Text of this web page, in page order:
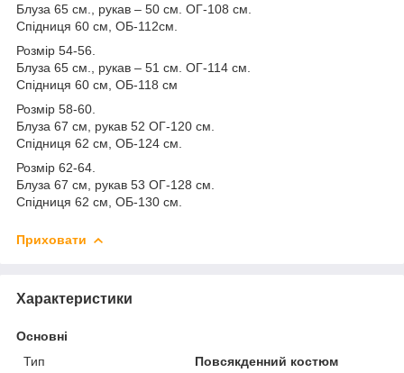
Блуза 65 см., рукав – 50 см. ОГ-108 см.
Спідниця 60 см, ОБ-112см.
Розмір 54-56.
Блуза 65 см., рукав – 51 см. ОГ-114 см.
Спідниця 60 см, ОБ-118 см
Розмір 58-60.
Блуза 67 см, рукав 52 ОГ-120 см.
Спідниця 62 см, ОБ-124 см.
Розмір 62-64.
Блуза 67 см, рукав 53 ОГ-128 см.
Спідниця 62 см, ОБ-130 см.
Приховати
Характеристики
Основні
Тип
Повсякденний костюм